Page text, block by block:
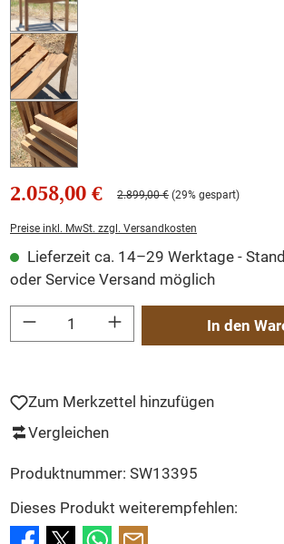
2.058,00 € 2.899,00 € (29% gespart)
Preise inkl. MwSt. zzgl. Versandkosten
Lieferzeit ca. 14–29 Werktage -
oder Service Versand möglich
Produkt Anzahl: Gib den gewünschten Wert ein oder
In den
Zum Merkzettel hinzufügen
Vergleichen
Produktnummer: SW13395
Dieses Produkt weiterempfehlen: